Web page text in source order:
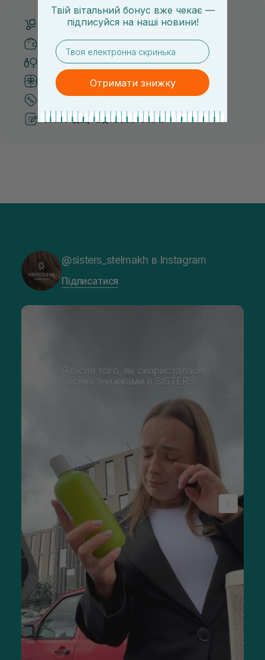
Безкоштовна доставка від 3000 UAH
Безпечні способи оплати
Тільки оригінальна косметика
Система бонусів та лояльності
Рекомендації від косметологів
@sisters_stelmakh в Instagram
Підписатися
Твій вітальний бонус вже чекає —
підписуйся на наші новини!
email
Отримати знижку